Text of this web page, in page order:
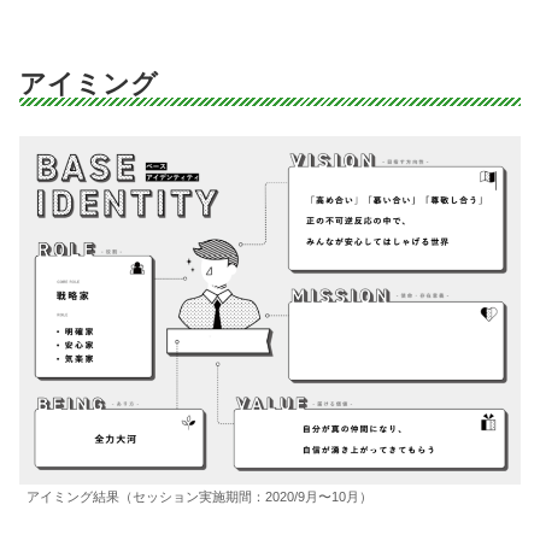
アイミング
アイミング結果（セッション実施期間：2020/9月〜10月）